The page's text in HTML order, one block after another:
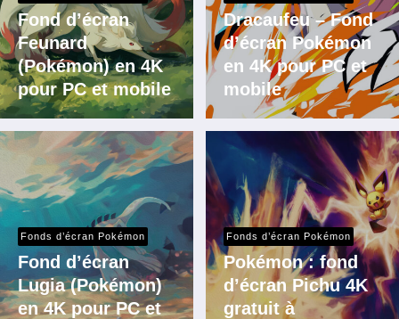
Fond d’écran
Feunard
(Pokémon) en 4K
pour PC et mobile
Dracaufeu – Fond
d’écran Pokémon
en 4K pour PC et
mobile
Fonds d’écran Pokémon
Fond d’écran
Lugia (Pokémon)
en 4K pour PC et
Fonds d’écran Pokémon
Pokémon : fond
d’écran Pichu 4K
gratuit à